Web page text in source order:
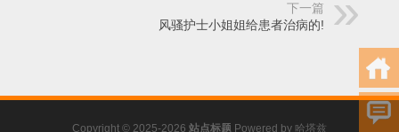
下一篇
风骚护士小姐姐给患者治病的!
Copyright © 2025-2026 站点标题 Powered by 哈塔兹